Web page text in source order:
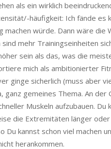
als ein wirklich
häufigkeit: Ich fände es
machen würde. Dann wäre
mehr Trainingseinheiten
sein als das, was die
mich als ambitionierter
ginge sicherlich (muss aber
ganz gemeines Thema. An der
Muskeln aufzubauen.
die Extremitäten länger
Du kannst schon viel machen
herankommen.